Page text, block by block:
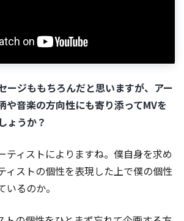
ージももちろんだと思いますが、アー
や音楽の方向性にも寄り添ってMVを
ょうか？
ティストによりますね。僕自身を求め
ィストの個性を表現した上で僕の個性
るのか。